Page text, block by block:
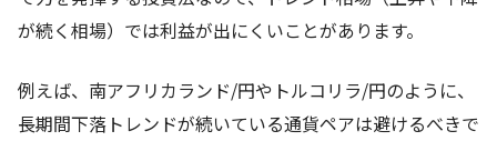
が続く相場）では利益が出にくいことがあります。
例えば、南アフリカランド/円やトルコリラ/円のように、
長期間下落トレンドが続いている通貨ペアは避けるべきで